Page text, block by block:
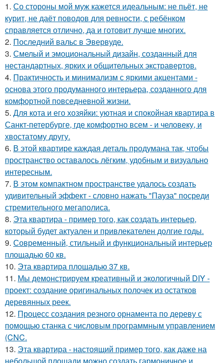
1. Со стороны мой муж кажется идеальным: не пьёт, не
курит, не даёт поводов для ревности, с ребёнком
справляется отлично, да и готовит лучше многих.
2. Последний вальс в Эвервуде.
3. Смелый и эмоциональный дизайн, созданный для
нестандартных, ярких и общительных экстравертов.
4. Практичность и минимализм с яркими акцентами -
основа этого продуманного интерьера, созданного для
комфортной повседневной жизни.
5. Для кота и его хозяйки: уютная и спокойная квартира в
Санкт-петербурге, где комфортно всем - и человеку, и
хвостатому другу.
6. В этой квартире каждая деталь продумана так, чтобы
пространство оставалось лёгким, удобным и визуально
интересным.
7. В этом компактном пространстве удалось создать
удивительный эффект - словно нажать "Пауза" посреди
стремительного мегаполиса.
8. Эта квартира - пример того, как создать интерьер,
который будет актуален и привлекателен долгие годы.
9. Современный, стильный и функциональный интерьер
площадью 60 кв.
10. Эта квартира площадью 37 кв.
11. Мы демонстрируем креативный и экологичный DIY -
проект: создание оригинальных полочек из остатков
деревянных реек.
12. Процесс создания резного орнамента по дереву с
помощью станка с числовым программным управлением
(CNC.
13. Эта квартира - настоящий пример того, как даже на